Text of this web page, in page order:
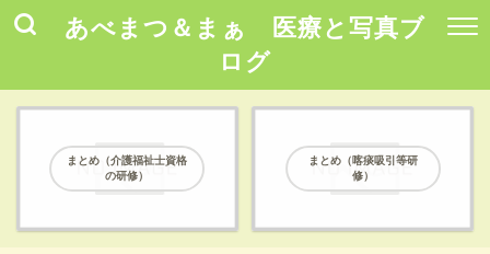
あべまつ＆まぁ 医療と写真ブ
ログ
まとめ（介護福祉士資格
の研修）
まとめ（喀痰吸引等研
修）